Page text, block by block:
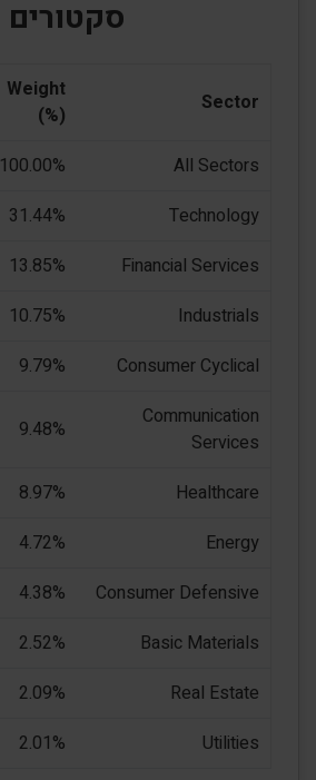
סקטורים
Sector
Weight
(%)
All Sectors
100.00%
Technology
31.44%
Financial Services
13.85%
Industrials
10.75%
Consumer Cyclical
9.79%
Communication
Services
9.48%
Healthcare
8.97%
Energy
4.72%
Consumer Defensive
4.38%
Basic Materials
2.52%
Real Estate
2.09%
Utilities
2.01%